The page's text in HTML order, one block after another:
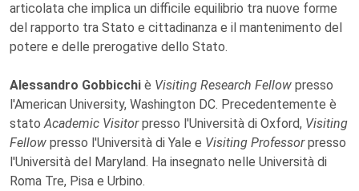
articolata che implica un difficile equilibrio tra nuove forme
del rapporto tra Stato e cittadinanza e il mantenimento del
potere e delle prerogative dello Stato.
Alessandro Gobbicchi è Visiting Research Fellow presso
l'American University, Washington DC. Precedentemente è
statoAcademic Visitorpresso l'Università di Oxford, Visiting
Fellow presso l'Università di Yale e Visiting Professorpresso
l'Università del Maryland. Ha insegnato nelle Università di
Roma Tre, Pisa e Urbino.